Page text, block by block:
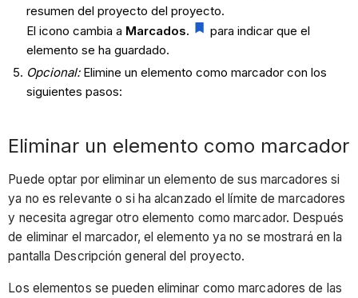
resumen del proyecto del proyecto.
El icono cambia a Marcados.
para indicar que el
elemento se ha guardado.
Opcional:Elimine un elemento como marcador con los
siguientes pasos:
Eliminar un elemento como marcador
Puede optar por eliminar un elemento de sus marcadores si
ya no es relevante o si ha alcanzado el límite de marcadores
y necesita agregar otro elemento como marcador. Después
de eliminar el marcador, el elemento ya no se mostrará en la
pantalla Descripción general del proyecto.
Los elementos se pueden eliminar como marcadores de las